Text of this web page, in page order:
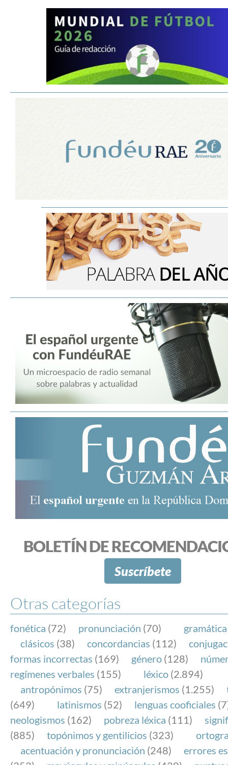
BOLETÍN DE
Suscríbete
Otras categorías
fonética (72) pronunciación (70) gramática
clásicos (38) concordancias (112)
formas incorrectas (169) género (128)
regímenes verbales (155) léxico (2.894)
antropónimos (75) extranjerismos (1.255)
(649)
latinismos (52) lenguas cooficiales
neologismos (162) pobreza léxica (111)
(885)
topónimos y gentilicios (323)
acentuación y pronunciación (248)
errores